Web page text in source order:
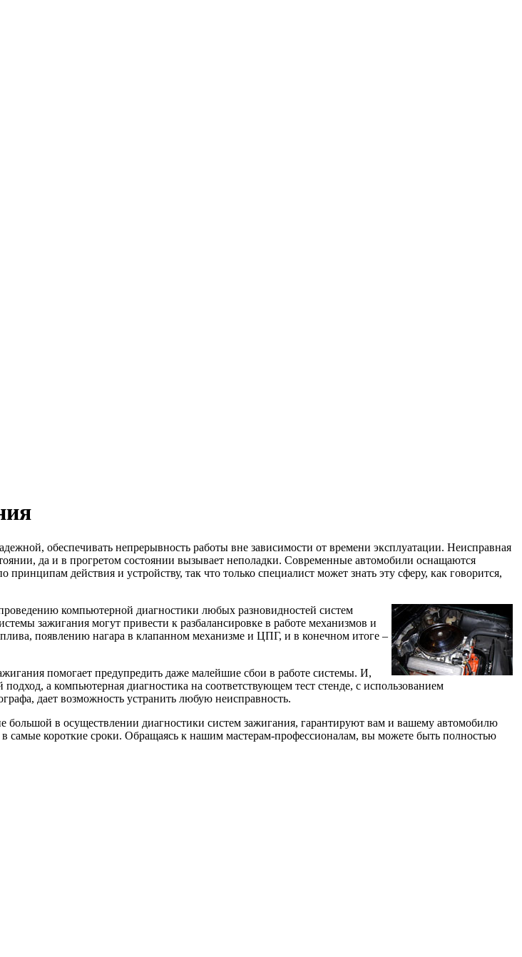
обеспечивать непрерывность работы вне зависимости от времени эксплуатации. Неисправная
да и в прогретом состоянии вызывает неполадки. Современные автомобили оснащаются
действия и устройству, так что только специалист может знать эту сферу, как говорится,
компьютерной диагностики любых разновидностей систем
зажигания могут привести к разбалансировке в работе механизмов и
появлению нагара в клапанном механизме и ЦПГ, и в конечном итоге –
помогает предупредить даже малейшие сбои в работе системы. И,
подход, а компьютерная диагностика на соответствующем тест стенде, с использованием
дает возможность устранить любую неисправность.
в осуществлении диагностики систем зажигания, гарантируют вам и вашему автомобилю
в самые короткие сроки. Обращаясь к нашим мастерам-профессионалам, вы можете быть полностью